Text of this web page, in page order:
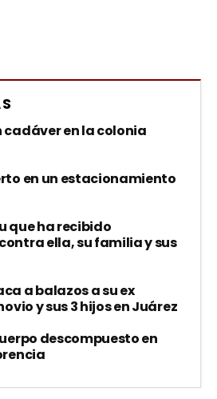
cadáver en la colonia
en un estacionamiento
que ha recibido
ella, su familia y sus
a balazos a su ex
y sus 3 hijos en Juárez
descompuesto en